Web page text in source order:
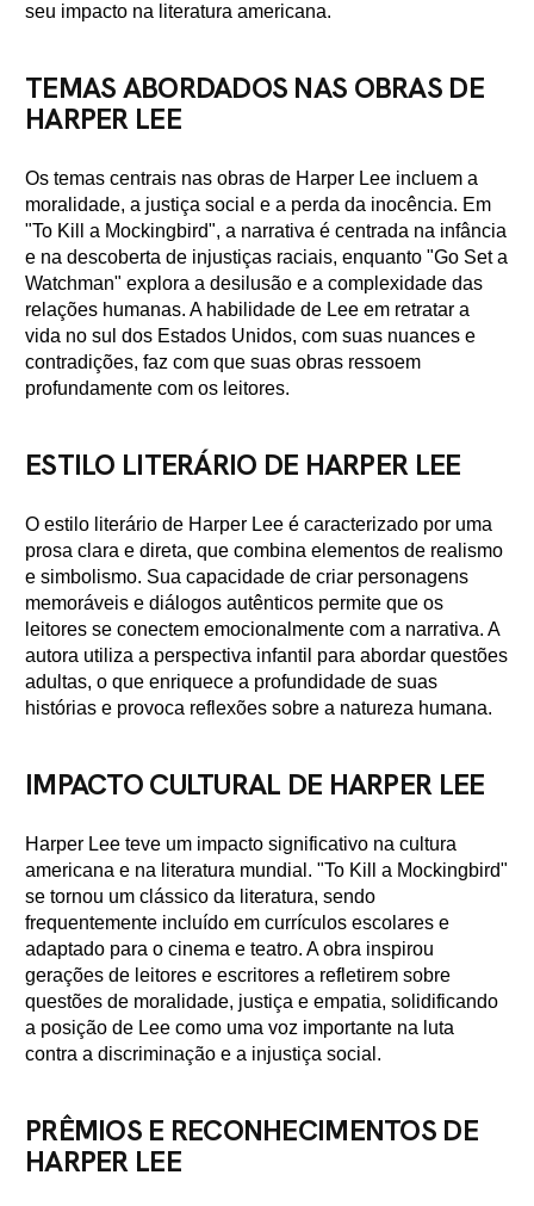
seu impacto na literatura americana.
TEMAS ABORDADOS NAS OBRAS DE
HARPER LEE
Os temas centrais nas obras de Harper Lee incluem a
moralidade, a justiça social e a perda da inocência. Em
"To Kill a Mockingbird", a narrativa é centrada na infância
e na descoberta de injustiças raciais, enquanto "Go Set a
Watchman" explora a desilusão e a complexidade das
relações humanas. A habilidade de Lee em retratar a
vida no sul dos Estados Unidos, com suas nuances e
contradições, faz com que suas obras ressoem
profundamente com os leitores.
ESTILO LITERÁRIO DE HARPER LEE
O estilo literário de Harper Lee é caracterizado por uma
prosa clara e direta, que combina elementos de realismo
e simbolismo. Sua capacidade de criar personagens
memoráveis e diálogos autênticos permite que os
leitores se conectem emocionalmente com a narrativa. A
autora utiliza a perspectiva infantil para abordar questões
adultas, o que enriquece a profundidade de suas
histórias e provoca reflexões sobre a natureza humana.
IMPACTO CULTURAL DE HARPER LEE
Harper Lee teve um impacto significativo na cultura
americana e na literatura mundial. "To Kill a Mockingbird"
se tornou um clássico da literatura, sendo
frequentemente incluído em currículos escolares e
adaptado para o cinema e teatro. A obra inspirou
gerações de leitores e escritores a refletirem sobre
questões de moralidade, justiça e empatia, solidificando
a posição de Lee como uma voz importante na luta
contra a discriminação e a injustiça social.
PRÊMIOS E RECONHECIMENTOS DE
HARPER LEE